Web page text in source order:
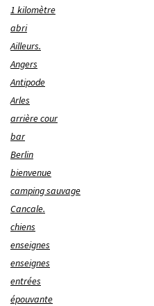
1 kilomètre
abri
Ailleurs.
Angers
Antipode
Arles
arrière cour
bar
Berlin
bienvenue
camping sauvage
Cancale.
chiens
enseignes
enseignes
entrées
épouvante